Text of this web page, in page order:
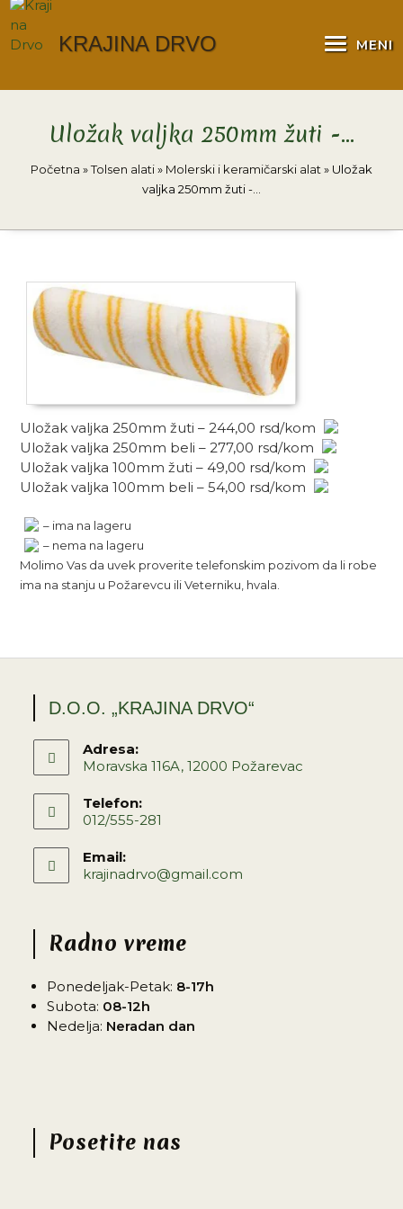
KRAJINA DRVO MENI
Uložak valjka 250mm žuti -…
Početna »Tolsen alati» Molerski i keramičarski alat » Uložak
valjka 250mm žuti -…
Uložak valjka 250mm žuti – 244,00 rsd/kom
Uložak valjka 250mm beli – 277,00 rsd/kom
Uložak valjka 100mm žuti – 49,00 rsd/kom
Uložak valjka 100mm beli – 54,00 rsd/kom
– ima na lageru
– nema na lageru
Molimo Vas da uvek proverite telefonskim pozivom da li robe
ima na stanju u Požarevcu ili Veterniku, hvala.
D.O.O. „KRAJINA DRVO“
Adresa:
Moravska 116A, 12000 Požarevac
Telefon:
012/555-281
Email:
krajinadrvo@gmail.com
Radno vreme
Ponedeljak-Petak: 8-17h
Subota: 08-12h
Nedelja: Neradan dan
Posetite nas